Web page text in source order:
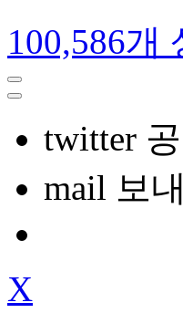
100,586개
twitter
mail 보
X